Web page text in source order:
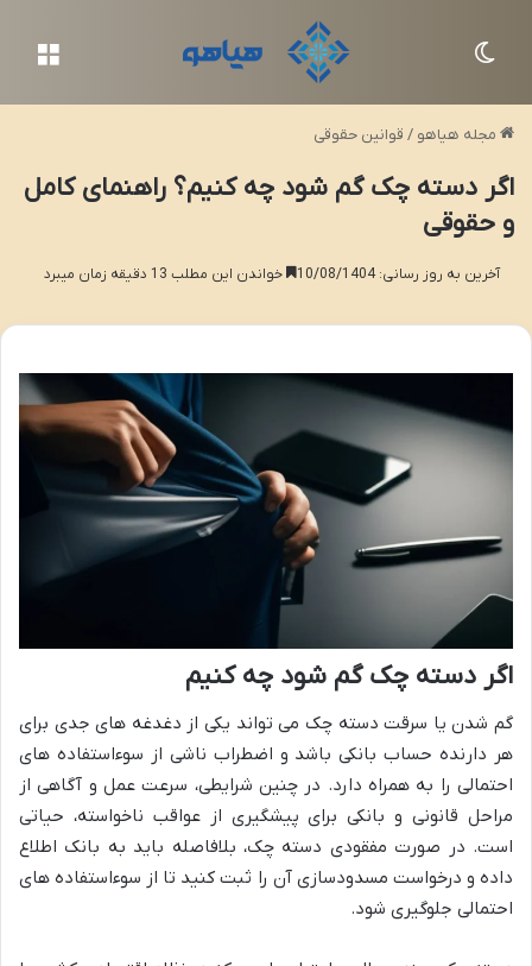
مجله هیاهو / قوانین حقوقی
اگر دسته چک گم شود چه کنیم؟ راهنمای کامل
و حقوقی
آخرین به روز رسانی: 10/08/1404 خواندن این مطلب 13 دقیقه زمان میبرد
اگر دسته چک گم شود چه کنیم
گم شدن یا سرقت دسته چک می تواند یکی از دغدغه های جدی برای
هر دارنده حساب بانکی باشد و اضطراب ناشی از سوءاستفاده های
احتمالی را به همراه دارد. در چنین شرایطی، سرعت عمل و آگاهی از
مراحل قانونی و بانکی برای پیشگیری از عواقب ناخواسته، حیاتی
است. در صورت مفقودی دسته چک، بلافاصله باید به بانک اطلاع
داده و درخواست مسدودسازی آن را ثبت کنید تا از سوءاستفاده های
احتمالی جلوگیری شود.